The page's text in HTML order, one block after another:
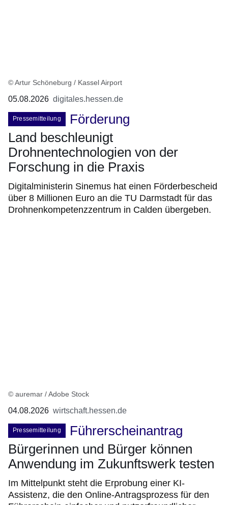
© Artur Schöneburg / Kassel Airport
05.08.2026 digitales.hessen.de
Pressemitteilung
Förderung
Land beschleunigt
Drohnentechnologien von der
Forschung in die Praxis
Digitalministerin Sinemus hat einen Förderbescheid
über 8 Millionen Euro an die TU Darmstadt für das
Drohnenkompetenzzentrum in Calden übergeben.
© auremar / Adobe Stock
04.08.2026 wirtschaft.hessen.de
Pressemitteilung
Führerscheinantrag
Bürgerinnen und Bürger können
Anwendung im Zukunftswerk testen
Im Mittelpunkt steht die Erprobung einer KI-
Assistenz, die den Online-Antragsprozess für den